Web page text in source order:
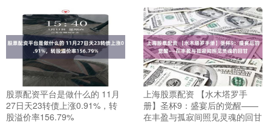
股票配资平台是做什么的 11月
27日天23转债上涨0.91%，转
股溢价率156.79%
上海股票配资 【水木塔罗手
册】圣杯9：盛宴后的觉醒——
在丰盈与孤寂间照见灵魂的回甘